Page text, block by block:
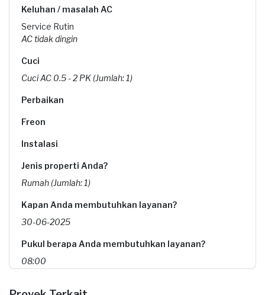
Keluhan / masalah AC
Service Rutin
AC tidak dingin
Cuci
Cuci AC 0.5 - 2 PK (Jumlah: 1)
Perbaikan
Freon
Instalasi
Jenis properti Anda?
Rumah (Jumlah: 1)
Kapan Anda membutuhkan layanan?
30-06-2025
Pukul berapa Anda membutuhkan layanan?
08:00